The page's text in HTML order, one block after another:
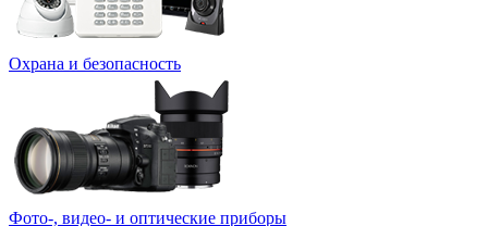
Охрана и безопасность
Фото-, видео- и оптические приборы